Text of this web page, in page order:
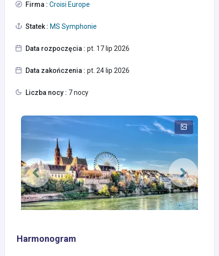
Firma : Croisi Europe
Statek : MS Symphonie
Data rozpoczęcia : pt. 17 lip 2026
Data zakończenia : pt. 24 lip 2026
Liczba nocy : 7 nocy
Harmonogram